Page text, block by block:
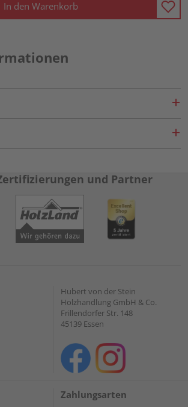
In den Warenkorb
und Partner
Hubert von der Stein
Holzhandlung GmbH & Co.
Frillendorfer Str. 148
45139 Essen
Zahlungsarten